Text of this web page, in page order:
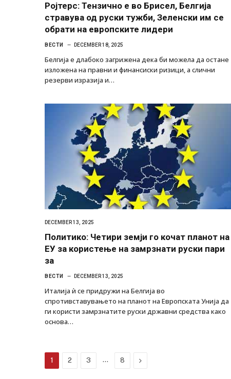
Ројтерс: Тензично е во Брисел, Белгија
стравува од руски тужби, Зеленски им се
обрати на европските лидери
ВЕСТИ DECEMBER 18, 2025
Белгија е длабоко загрижена дека би можела да остане
изложена на правни и финансиски ризици, а слични
резерви изразија и…
DECEMBER 13, 2025
Политико: Четири земји го кочат планот на
ЕУ за користење на замрзнати руски пари
за
ВЕСТИ DECEMBER 13, 2025
Италија ѝ се придружи на Белгија во
спротивставувањето на планот на Европската Унија да
ги користи замрзнатите руски државни средства како
основа…
1 2 3 … 8 Next